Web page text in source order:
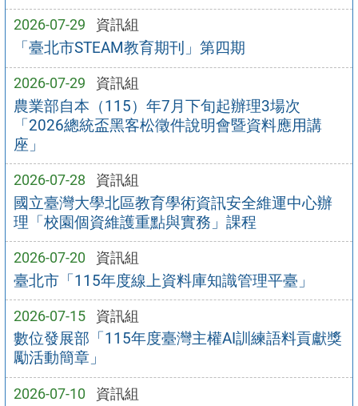
2026-07-29 資訊組
「臺北市STEAM教育期刊」第四期
2026-07-29 資訊組
農業部自本（115）年7月下旬起辦理3場次
「2026總統盃黑客松徵件說明會暨資料應用講
座」
2026-07-28 資訊組
國立臺灣大學北區教育學術資訊安全維運中心辦
理「校園個資維護重點與實務」課程
2026-07-20 資訊組
臺北市「115年度線上資料庫知識管理平臺」
2026-07-15 資訊組
數位發展部「115年度臺灣主權AI訓練語料貢獻獎
勵活動簡章」
2026-07-10 資訊組